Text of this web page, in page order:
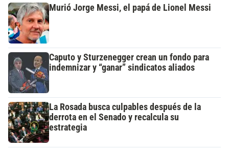
Murió Jorge Messi, el papá de Lionel Messi
Caputo y Sturzenegger crean un fondo para
indemnizar y “ganar” sindicatos aliados
La Rosada busca culpables después de la
derrota en el Senado y recalcula su
estrategia